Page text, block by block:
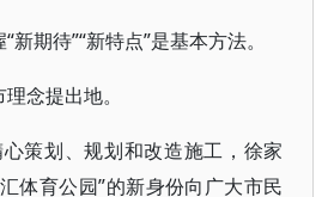
新期待”“新特点”是基本方法。
念提出地。
策划、规划和改造施工，徐家
体育公园”的新身份向广大市民